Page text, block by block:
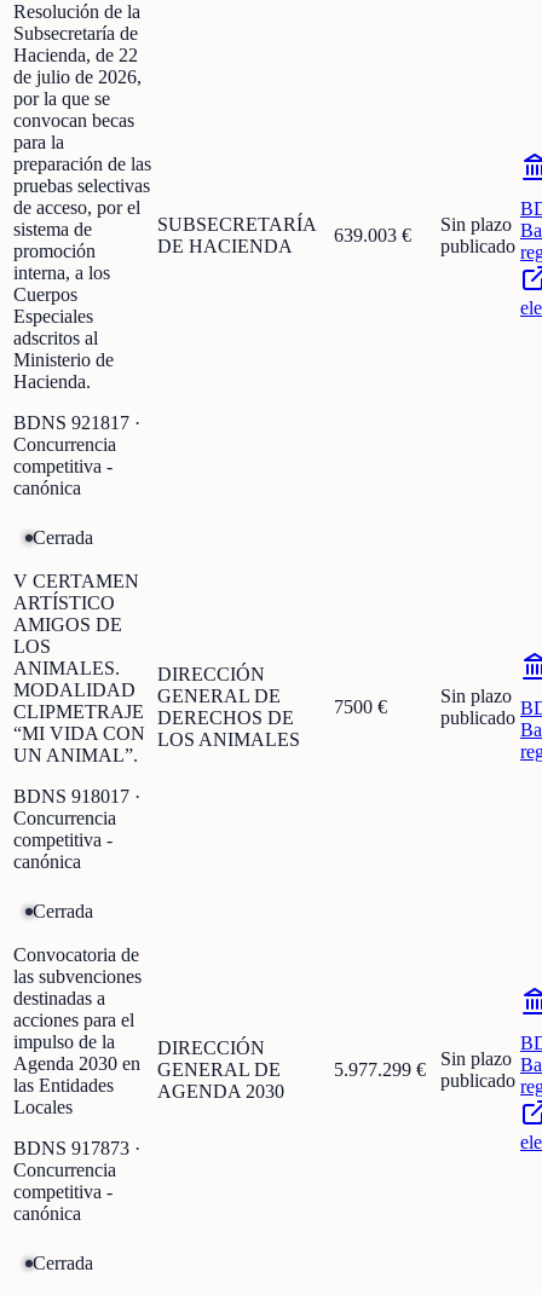
Resolución de la
Subsecretaría de
Hacienda, de 22
de julio de 2026,
por la que se
convocan becas
para la
preparación de las
pruebas selectivas
de acceso, por el
sistema de
promoción
interna, a los
Cuerpos
Especiales
adscritos al
Ministerio de
Hacienda.
BDNS 921817 ·
Concurrencia
competitiva -
canónica
SUBSECRETARÍA
DE HACIENDA
639.003 €
Sin plazo
publicado
Cerrada
V CERTAMEN
ARTÍSTICO
AMIGOS DE
LOS
ANIMALES.
MODALIDAD
CLIPMETRAJE
“MI VIDA CON
UN ANIMAL”.
BDNS 918017 ·
Concurrencia
competitiva -
canónica
DIRECCIÓN
GENERAL DE
DERECHOS DE
LOS ANIMALES
7500 €
Sin plazo
publicado
Cerrada
Convocatoria de
las subvenciones
destinadas a
acciones para el
impulso de la
Agenda 2030 en
las Entidades
Locales
BDNS 917873 ·
Concurrencia
competitiva -
canónica
DIRECCIÓN
GENERAL DE
AGENDA 2030
5.977.299 €
Sin plazo
publicado
Cerrada